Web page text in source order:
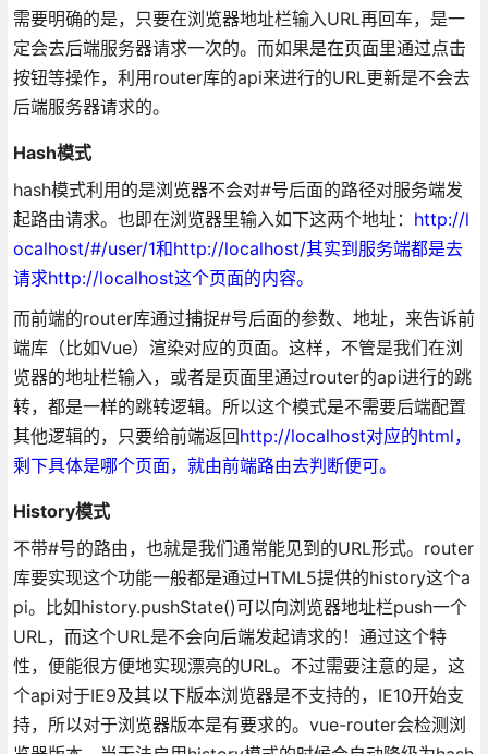
需要明确的是，只要在浏览器地址栏输入URL再回车，是一
定会去后端服务器请求一次的。而如果是在页面里通过点击
按钮等操作，利用router库的api来进行的URL更新是不会去
后端服务器请求的。
Hash模式
hash模式利用的是浏览器不会对#号后面的路径对服务端发
起路由请求。也即在浏览器里输入如下这两个地址： http://l
ocalhost/#/user/1和http://localhost/其实到服务端都是去
请求http://localhost这个页面的内容。
而前端的router库通过捕捉#号后面的参数、地址，来告诉前
端库（比如Vue）渲染对应的页面。这样，不管是我们在浏
览器的地址栏输入，或者是页面里通过router的api进行的跳
转，都是一样的跳转逻辑。所以这个模式是不需要后端配置
其他逻辑的，只要给前端返回http://localhost对应的html，
剩下具体是哪个页面，就由前端路由去判断便可。
History模式
不带#号的路由，也就是我们通常能见到的URL形式。router
库要实现这个功能一般都是通过HTML5提供的history这个a
pi。比如history.pushState()可以向浏览器地址栏push一个
URL，而这个URL是不会向后端发起请求的！通过这个特
性，便能很方便地实现漂亮的URL。不过需要注意的是，这
个api对于IE9及其以下版本浏览器是不支持的，IE10开始支
持，所以对于浏览器版本是有要求的。vue-router会检测浏